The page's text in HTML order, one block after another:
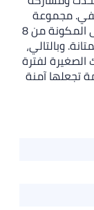
مجموعة
الدمى للفتيات متينة وآمنة. مجموعة الدمى المكونة من 8
وبالتالي،
الصغيرة لفترة
تجعلها آمنة